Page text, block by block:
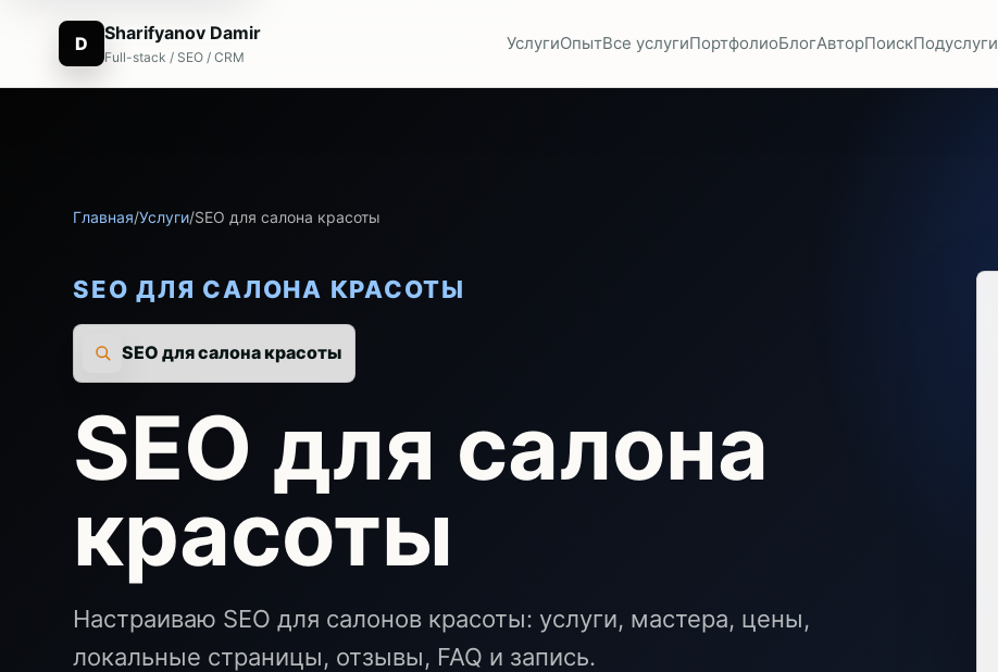
D Sharifyanov Damir
Full-stack / SEO / CRM
УслугиОпытВсе услугиПортфолиоБлогАвторПоискПодуслуги
Главная/Услуги/SEO для салона красоты
SEO ДЛЯ САЛОНА КРАСОТЫ
SEO для салона красоты
SEO для салона
красоты
Настраиваю SEO для салонов красоты: услуги, мастера, цены,
локальные страницы, отзывы, FAQ и запись.